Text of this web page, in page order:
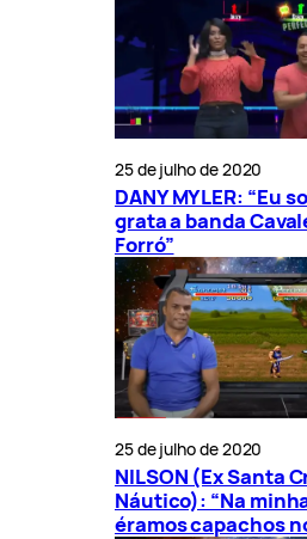
25 de julho de 2020
DANY MYLER: “Eu
grata a banda
Forró”
25 de julho de 2020
NILSON (Ex Santa
Náutico): “Na
éramos capachos